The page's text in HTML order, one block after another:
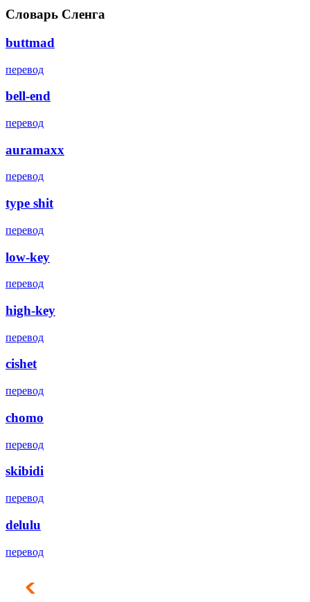
Словарь Сленга
buttmad
перевод
bell-end
перевод
auramaxx
перевод
type shit
перевод
low-key
перевод
high-key
перевод
cishet
перевод
chomo
перевод
skibidi
перевод
delulu
перевод